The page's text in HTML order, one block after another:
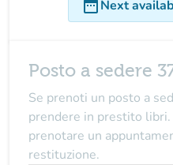
date_rangeNext
Posto a sedere
Se prenoti un posto a
prendere in prestito libri.
prenotare un
restituzione.